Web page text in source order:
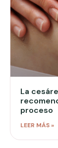
La
proceso
LEER MÁS »